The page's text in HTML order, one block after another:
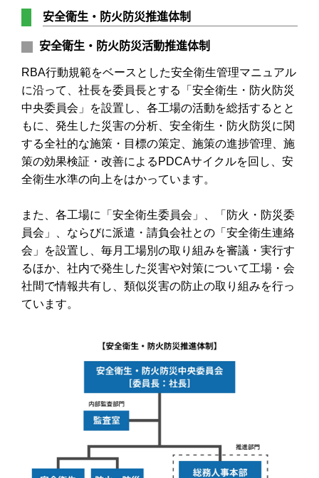
安全衛生・防火防災推進体制
安全衛生・防火防災活動推進体制
RBA行動規範をベースとした安全衛生管理マニュアル
に沿って、 社長を委員長とする「安全衛生・防火防災
中央委員会」を設置し、各工場の活動を総括するとと
もに、発生した災害の分析、安全衛生・防火防災に関
する全社的な施策・目標の策定、施策の進捗管理、施
策の効果検証・改善によるPDCAサイクルを回し、安
全衛生水準の向上をはかっています。
また、各工場に「安全衛生委員会」、「防火・防災委
員会」、ならびに派遣・請負会社との「安全衛生連絡
会」を設置し、毎月工場別の取り組みを審議・実行す
るほか、社内で発生した災害や対策について工場・会
社間で情報共有し、類似災害の防止の取り組みを行っ
ています。